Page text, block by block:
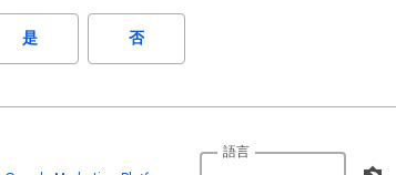
是 否
語言